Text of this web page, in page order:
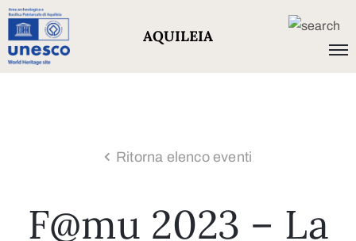
AQUILEIA
Ritorna elenco eventi
F@mu 2023 – La